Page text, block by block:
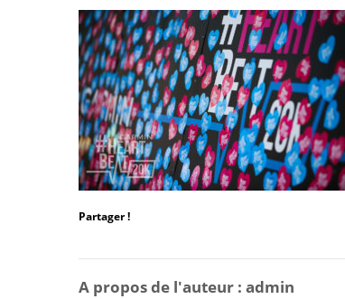
Partager !
A propos de l'auteur : admin